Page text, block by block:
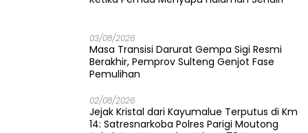
03/08/2026
Masa Transisi Darurat Gempa Sigi Resmi
Berakhir, Pemprov Sulteng Genjot Fase
Pemulihan
02/08/2026
Jejak Kristal dari Kayumalue Terputus di Km
14: Satresnarkoba Polres Parigi Moutong